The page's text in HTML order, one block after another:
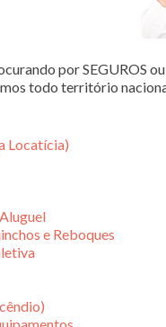
por SEGUROS
todo território
Locatícia)
e Reboques